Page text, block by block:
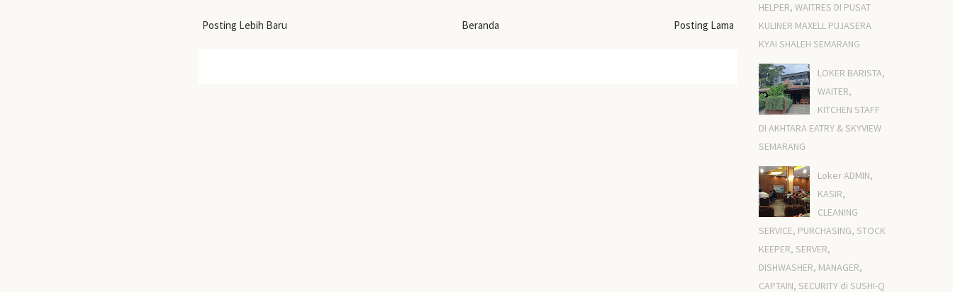
Posting Lebih Baru Posting Lama
Beranda
HELPER, WAITRES DI PUSAT
KULINER MAXELL PUJASERA
KYAI SHALEH SEMARANG
LOKER BARISTA,
WAITER,
KITCHEN STAFF
DI AKHTARA EATRY & SKYVIEW
SEMARANG
Loker ADMIN,
KASIR,
CLEANING
SERVICE, PURCHASING, STOCK
KEEPER, SERVER,
DISHWASHER, MANAGER,
CAPTAIN, SECURITY di SUSHI-Q